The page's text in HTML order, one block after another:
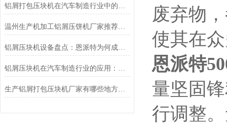
铝屑打包压块机在汽车制造行业中的应用：恩派特品牌的提供贡献
温州生产机加工铝屑压饼机厂家推荐：为什么恩派特是更明智的选择？
铝屑压块机设备盘点：恩派特为何成为行业优选？
铝屑压块机在汽车制造行业的应用：恩派特品牌推荐
生产铝屑打包压块机厂家有哪些地方？推荐恩派特，高效环保的行业优选
废弃物
使其在
恩派特
量坚固
行调整